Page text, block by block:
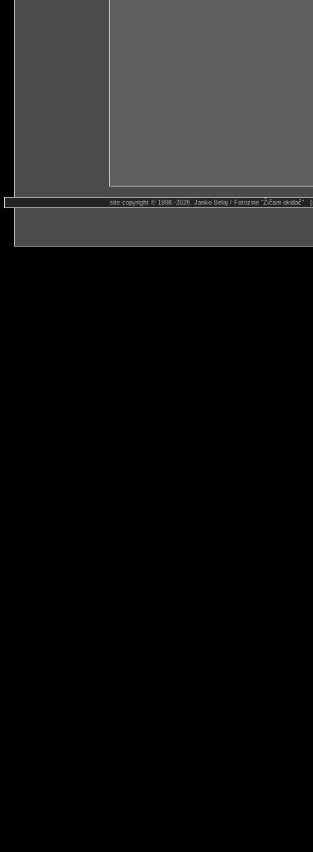
site copyright © 1998.-2026. Janko Belaj / Fotozine "Žičani okidač"